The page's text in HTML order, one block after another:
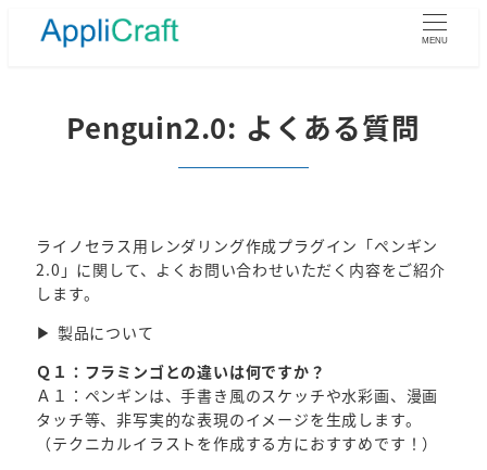
MENU
Penguin2.0: よくある質問
ライノセラス用レンダリング作成プラグイン「ペンギン
2.0」に関して、よくお問い合わせいただく内容をご紹介
します。
▶ 製品について
Ｑ１：フラミンゴとの違いは何ですか？
Ａ１：ペンギンは、手書き風のスケッチや水彩画、漫画
タッチ等、非写実的な表現のイメージを生成します。
（テクニカルイラストを作成する方におすすめです！）